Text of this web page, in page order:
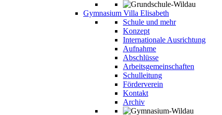
Gymnasium Villa Elisabeth
Schule und mehr
Konzept
Internationale Ausrichtung
Aufnahme
Abschlüsse
Arbeitsgemeinschaften
Schulleitung
Förderverein
Kontakt
Archiv